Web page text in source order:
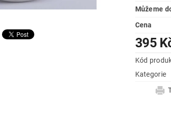
Můžeme
Cena
395
Kód
Kategorie